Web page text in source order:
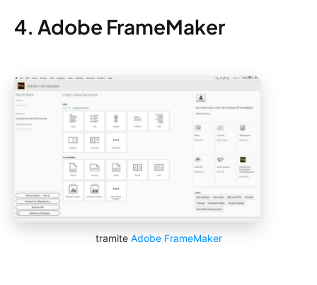
4. Adobe FrameMaker
tramite Adobe FrameMaker